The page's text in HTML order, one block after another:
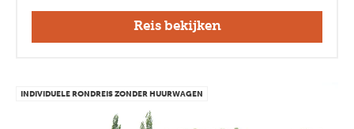
Reis bekijken
INDIVIDUELE RONDREIS ZONDER HUURWAGEN